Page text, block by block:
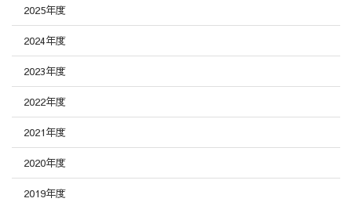
2025年度
2024年度
2023年度
2022年度
2021年度
2020年度
2019年度